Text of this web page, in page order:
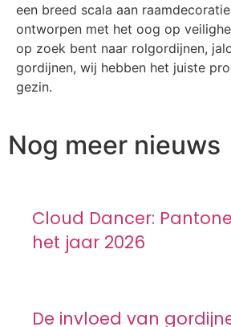
een breed scala aan
ontworpen met het oog op
op zoek bent naar rolgordijnen,
gordijnen, wij hebben het juiste
gezin.
Nog meer nieuws
Cloud Dancer:
het jaar 2026
De invloed van